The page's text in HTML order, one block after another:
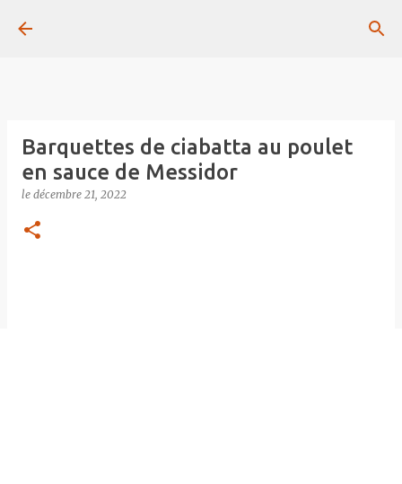
Barquettes de ciabatta au poulet
en sauce de Messidor
le décembre 21, 2022